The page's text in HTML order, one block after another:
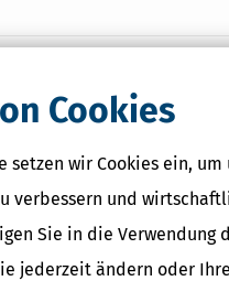
Cookies
setzen wir Cookies ein, um
verbessern und
Sie in die Verwendung
jederzeit ändern oder